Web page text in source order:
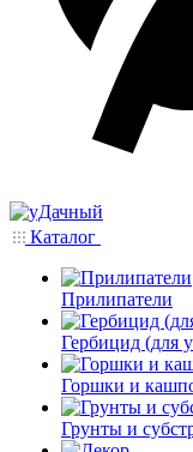
Каталог
Прилипатели
Гербицид (для
Горшки и
Грунты и